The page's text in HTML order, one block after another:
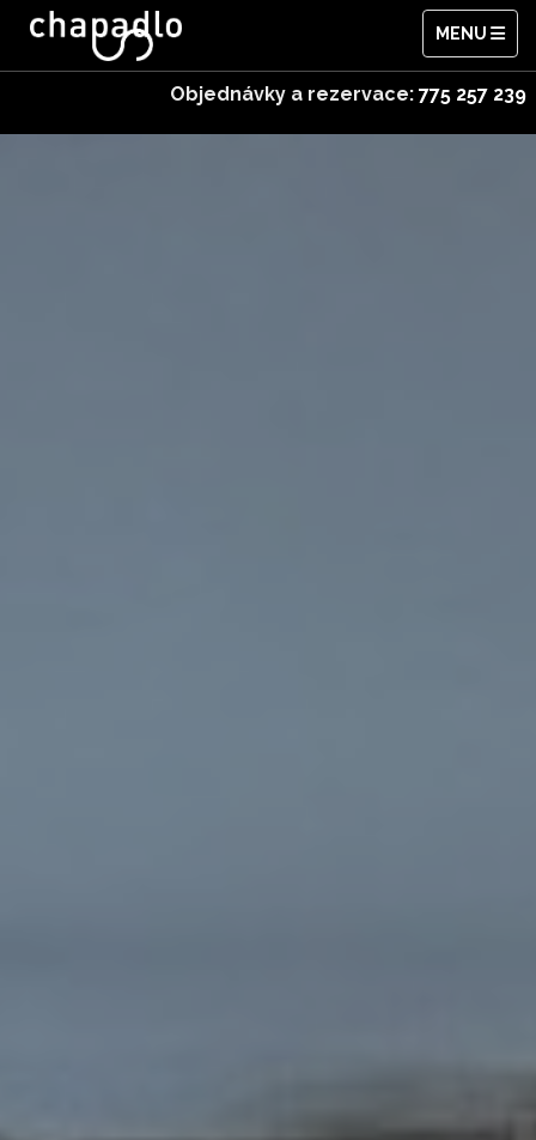
MENU
Objednávky a rezervace: 775 257 239